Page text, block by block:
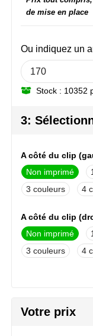
Ocean Bottle
Orrefors
Parker pennen
Retulp
Senator
Sophie Muval
STORMaxi
Ou indiquez un
Stock : 10352
de mise en place
3:
A côté du clip
Non imprimé
3
4
A côté du clip
Non imprimé
3
4
Votre prix